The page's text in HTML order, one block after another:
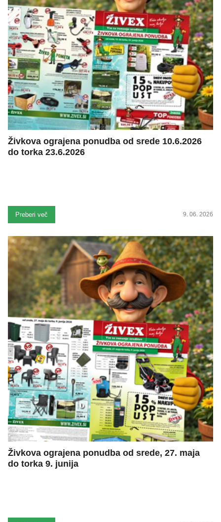
Živkova ograjena ponudba od srede 10.6.2026
do torka 23.6.2026
Preberi več 9. 06. 2026
Živkova ograjena ponudba od srede, 27. maja
do torka 9. junija